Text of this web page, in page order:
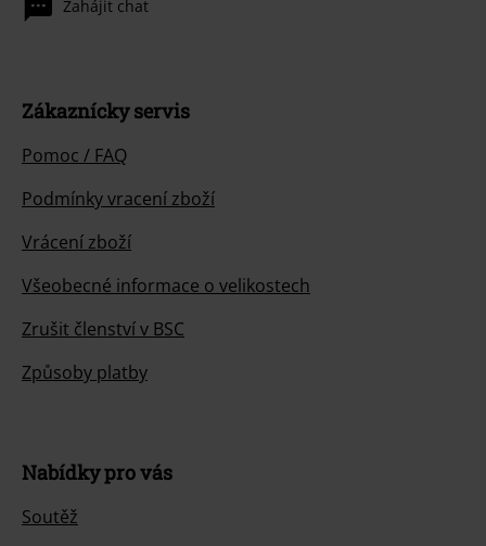
Zahájit chat
Zákaznícky servis
Pomoc / FAQ
Podmínky vracení zboží
Vrácení zboží
Všeobecné informace o velikostech
Zrušit členství v BSC
Způsoby platby
Nabídky pro vás
Soutěž